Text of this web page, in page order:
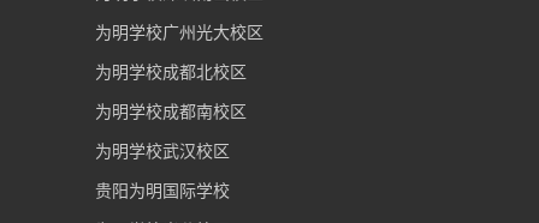
为明学校广州光大校区
为明学校成都北校区
为明学校成都南校区
为明学校武汉校区
贵阳为明国际学校